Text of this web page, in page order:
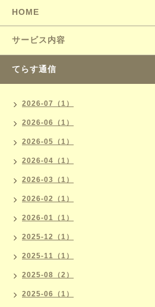
HOME
サービス内容
てらす通信
2026-07（1）
2026-06（1）
2026-05（1）
2026-04（1）
2026-03（1）
2026-02（1）
2026-01（1）
2025-12（1）
2025-11（1）
2025-08（2）
2025-06（1）